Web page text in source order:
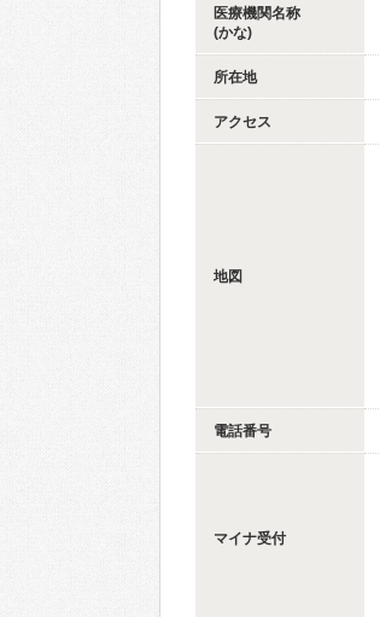
医療機関名称
(かな)
所在地
アクセス
地図
電話番号
マイナ受付